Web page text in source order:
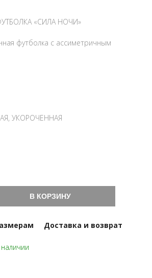
ФУТБОЛКА «СИЛА НОЧИ»
футболка с ассиметричным
УКОРОЧЕННАЯ
В КОРЗИНУ
Доставка и возврат